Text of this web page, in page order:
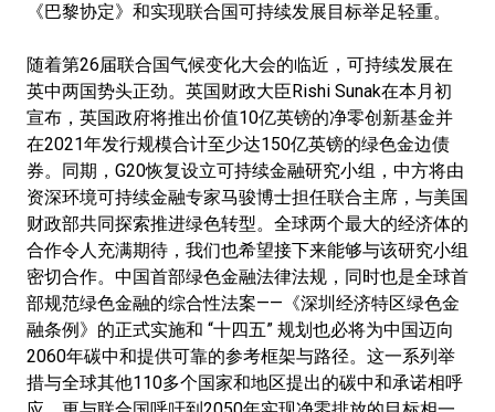
《巴黎协定》和实现联合国可持续发展目标举足轻重。
随着第26届联合国气候变化大会的临近，可持续发展在
英中两国势头正劲。英国财政大臣Rishi Sunak在本月初
宣布，英国政府将推出价值10亿英镑的净零创新基金并
在2021年发行规模合计至少达150亿英镑的绿色金边债
券。同期，G20恢复设立可持续金融研究小组，中方将由
资深环境可持续金融专家马骏博士担任联合主席，与美国
财政部共同探索推进绿色转型。全球两个最大的经济体的
合作令人充满期待，我们也希望接下来能够与该研究小组
密切合作。中国首部绿色金融法律法规，同时也是全球首
部规范绿色金融的综合性法案——《深圳经济特区绿色金
融条例》的正式实施和 “十四五” 规划也必将为中国迈向
2060年碳中和提供可靠的参考框架与路径。这一系列举
措与全球其他110多个国家和地区提出的碳中和承诺相呼